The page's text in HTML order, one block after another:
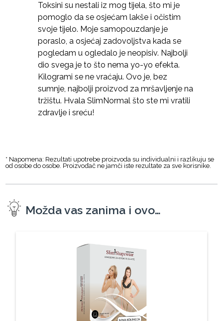
Toksini su nestali iz mog tijela, što mi je
pomoglo da se osjećam lakše i očistim
svoje tijelo. Moje samopouzdanje je
poraslo, a osjećaj zadovoljstva kada se
pogledam u ogledalo je neopisiv. Najbolji
dio svega je to što nema yo-yo efekta.
Kilogrami se ne vraćaju. Ovo je, bez
sumnje, najbolji proizvod za mršavljenje na
tržištu. Hvala SlimNormal što ste mi vratili
zdravlje i sreću!
* Napomena: Rezultati upotrebe proizvoda su individualni i razlikuju se
od osobe do osobe. Proizvođač ne jamči iste rezultate za sve korisnike.
Možda vas zanima i ovo…